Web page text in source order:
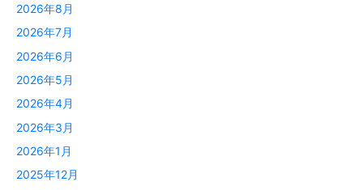
2026年8月
2026年7月
2026年6月
2026年5月
2026年4月
2026年3月
2026年1月
2025年12月